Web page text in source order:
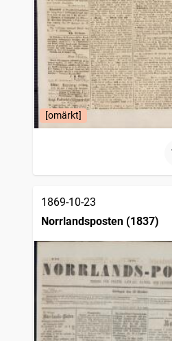
[omärkt]
1869-10-23
Norrlandsposten (1837)